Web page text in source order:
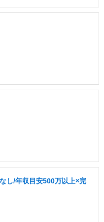
し/年収目安500万以上×完